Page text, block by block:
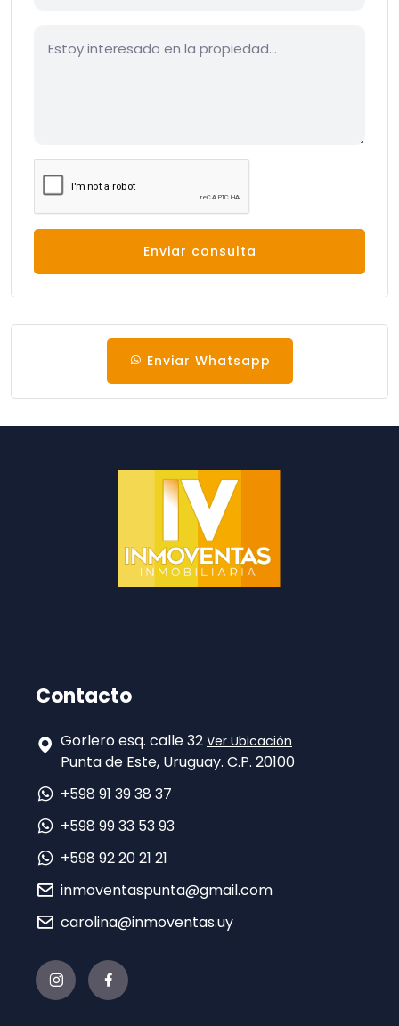
Enviar consulta
Enviar Whatsapp
Contacto
Gorlero esq. calle 32 Ver Ubicación
Punta de Este, Uruguay. C.P. 20100
+598 91 39 38 37
+598 99 33 53 93
+598 92 20 21 21
inmoventaspunta@gmail.com
carolina@inmoventas.uy